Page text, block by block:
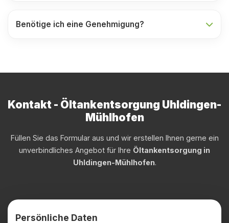
Benötige ich eine Genehmigung?
Kontakt - Öltankentsorgung Uhldingen-
Mühlhofen
Füllen Sie das Formular aus und wir erstellen Ihnen gerne ein
unverbindliches Angebot für Ihre Öltankentsorgung in
Uhldingen-Mühlhofen.
Persönliche Daten